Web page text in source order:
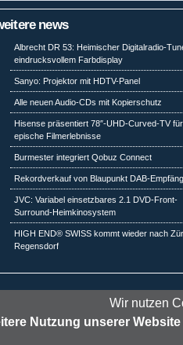
Wir nutzen
Nutzung unserer
news
Albrecht DR 53: Heimischer Digitalradio-
eindrucksvollem Farbdisplay
Sanyo: Projektor mit HDTV-Panel
Alle neuen Audio-CDs mit Kopierschutz
Hisense präsentiert 78″-UHD-Curved-TV für
epische Filmerlebnisse
Burmester integriert Qobuz Connect
Rekordverkauf von Blaupunkt DAB-
JVC: Variabel einsetzbares 2.1 DVD-Front-
Surround-Heimkinosystem
HIGH END® SWISS kommt wieder nach
Regensdorf